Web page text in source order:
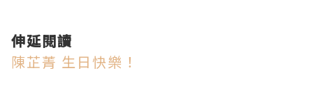
伸延閱讀
陳芷菁 生日快樂！